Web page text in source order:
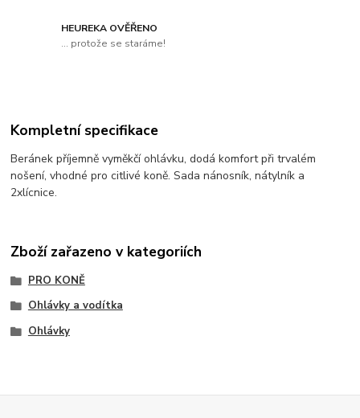
HEUREKA OVĚŘENO
... protože se staráme!
Kompletní specifikace
Beránek příjemně vyměkčí ohlávku, dodá komfort při trvalém
nošení, vhodné pro citlivé koně. Sada nánosník, nátylník a
2xlícnice.
Zboží zařazeno v kategoriích
PRO KONĚ
Ohlávky a vodítka
Ohlávky